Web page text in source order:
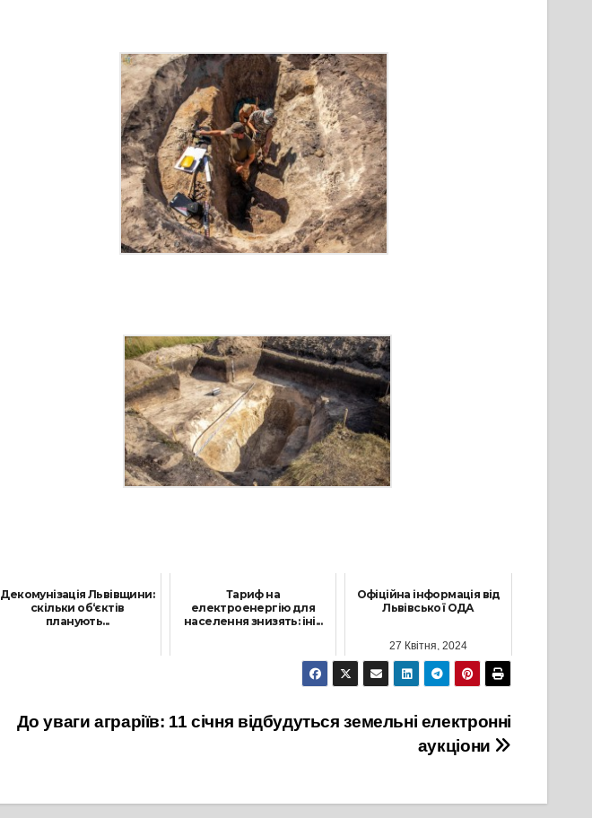
Декомунізація Львівщини:
скільки об‘єктів
планують...
Тариф на
електроенергію для
населення знизять: іні...
Офіційна інформація від
Львівської ОДА
27 Квітня, 2024
До уваги аграріїв: 11 січня відбудуться земельні електронні
аукціони